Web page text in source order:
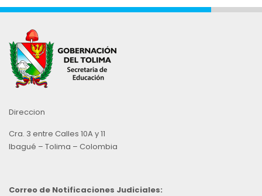
Direccion
Cra. 3 entre Calles 10A y 11
Ibagué – Tolima – Colombia
Correo de Notificaciones Judiciales: